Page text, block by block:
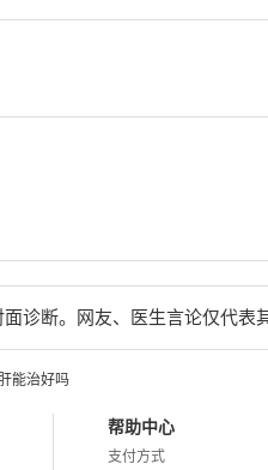
诊断。网友、医生言论仅代
能治好吗
帮助中心
支付方式